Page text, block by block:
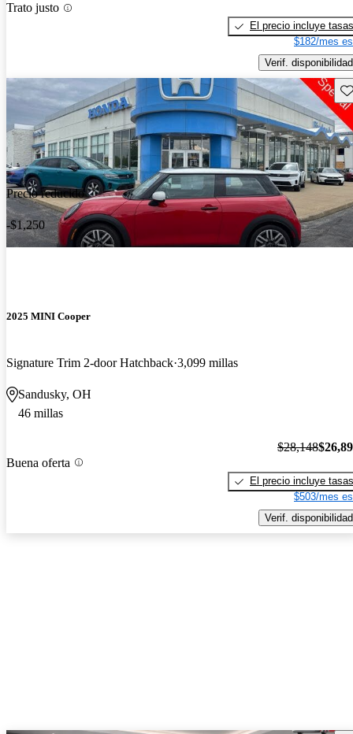
Trato justo
El precio incluye tasas
$182/mes
Verif. disponibilidad
Precio reducido
-$1,250
2025 MINI Cooper
Signature Trim 2-door Hatchback 3,099 millas
Sandusky, OH
46 millas
Buena oferta
$28,148
El precio incluye tasas
$503/mes
Verif. disponibilidad